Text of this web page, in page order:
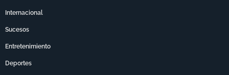
Internacional
Sucesos
Entretenimiento
Deportes